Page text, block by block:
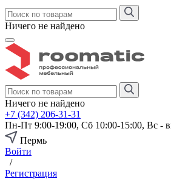
Ничего не найдено
Ничего не найдено
+7 (342) 206-31-31
Пн-Пт 9:00-19:00, Сб 10:00-15:00, Вс -
Пермь
Войти
/
Регистрация